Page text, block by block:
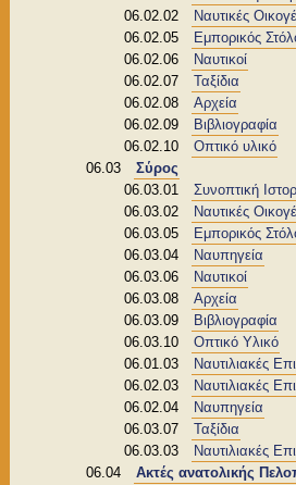
06.02.02
Ναυτικές
06.02.05
Εμπορικός
06.02.06
Ναυτικοί
06.02.07
Ταξίδια
06.02.08
Αρχεία
06.02.09
Βιβλιογραφία
06.02.10
Οπτικό υλικό
06.03
Σύρος
06.03.01
Συνοπτική
06.03.02
Ναυτικές
06.03.05
Εμπορικός
06.03.04
Ναυπηγεία
06.03.06
Ναυτικοί
06.03.08
Αρχεία
06.03.09
Βιβλιογραφία
06.03.10
Οπτικό Υλικό
06.01.03
Ναυτιλιακές
06.02.03
Ναυτιλιακές
06.02.04
Ναυπηγεία
06.03.07
Ταξίδια
06.03.03
Ναυτιλιακές
06.04
Ακτές ανατολικής